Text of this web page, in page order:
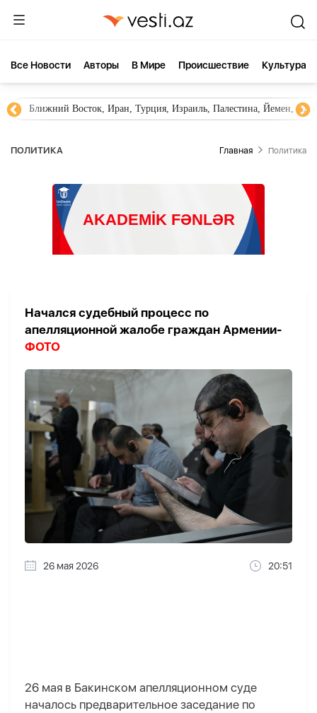
Все Новости Aвторы В Мире Происшествие Культура
Ближний Восток, Иран, Турция, Израиль, Палестина, Йемен,
ПОЛИТИКА Главная Политика
Начался судебный процесс по
апелляционной жалобе граждан Армении-
ФОТО
26 мая 2026 20:51
26 мая в Бакинском апелляционном суде
началось предварительное заседание по